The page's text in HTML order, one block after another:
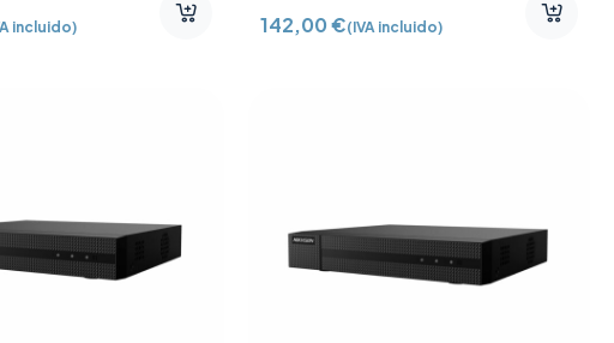
incluido) 142,00€(IVA incluido)